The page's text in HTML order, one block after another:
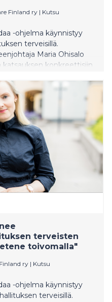
Finland ry | Kutsu
-ohjelma käynnistyy
terveisillä.
Maria Ohisalo
katsauksen konkreettisiin
Helsingin Katajanokalla
innostunatta
striimattuna ympäri
juuri saanut
100-
terveisten
toivomalla"
ry | Kutsu
-ohjelma käynnistyy
terveisillä.